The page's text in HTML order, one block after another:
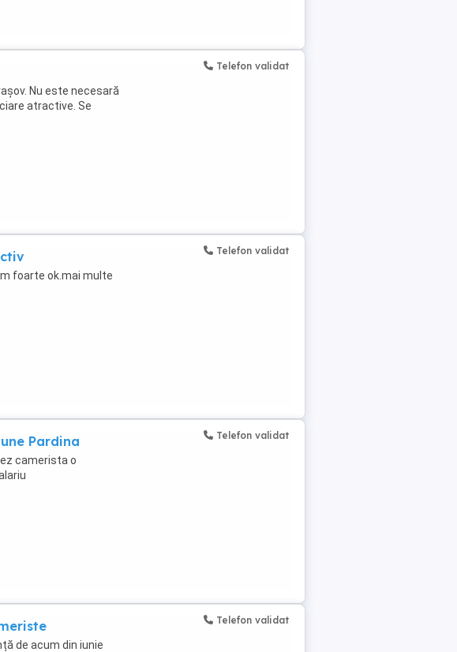
Nu este necesară
atractive. Se
Telefon validat
foarte ok.mai multe
Telefon validat
Pardina
camerista o
Telefon validat
de acum din iunie
Telefon validat